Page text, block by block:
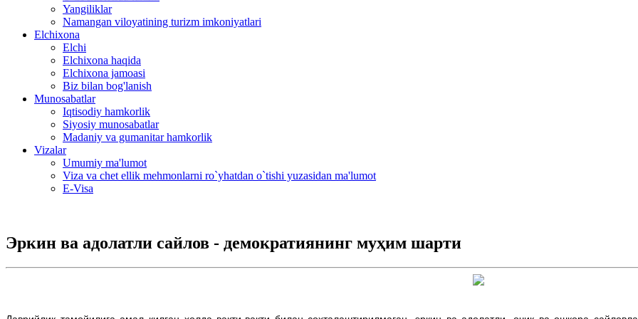
Yangiliklar
Namangan viloyatining turizm imkoniyatlari
Elchixona
Elchi
Elchixona haqida
Elchixona jamoasi
Biz bilan bog'lanish
Munosabatlar
Iqtisodiy hamkorlik
Siyosiy munosabatlar
Madaniy va gumanitar hamkorlik
Vizalar
Umumiy ma'lumot
Viza va chet ellik mehmonlarni ro`yhatdan o`tishi yuzasidan ma'lumot
E-Visa
Эркин ва адолатли сайлов - демократиянинг муҳим шарти